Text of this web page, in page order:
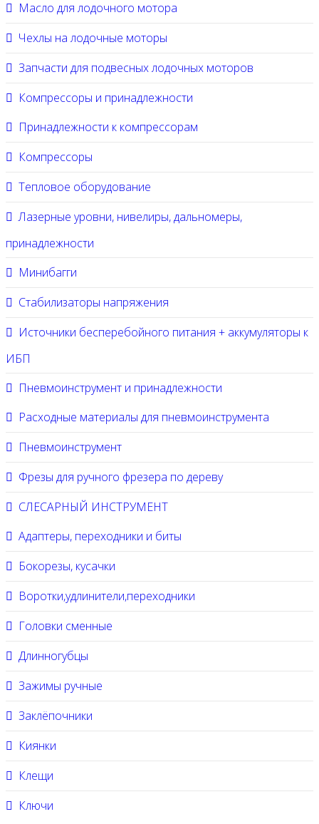
Масло для лодочного мотора
Чехлы на лодочные моторы
Запчасти для подвесных лодочных моторов
Компрессоры и принадлежности
Принадлежности к компрессорам
Компрессоры
Тепловое оборудование
Лазерные уровни, нивелиры, дальномеры,
принадлежности
Минибагги
Стабилизаторы напряжения
Источники бесперебойного питания + аккумуляторы к
ИБП
Пневмоинструмент и принадлежности
Расходные материалы для пневмоинструмента
Пневмоинструмент
Фрезы для ручного фрезера по дереву
СЛЕСАРНЫЙ ИНСТРУМЕНТ
Адаптеры, переходники и биты
Бокорезы, кусачки
Воротки,удлинители,переходники
Головки сменные
Длинногубцы
Зажимы ручные
Заклёпочники
Киянки
Клещи
Ключи